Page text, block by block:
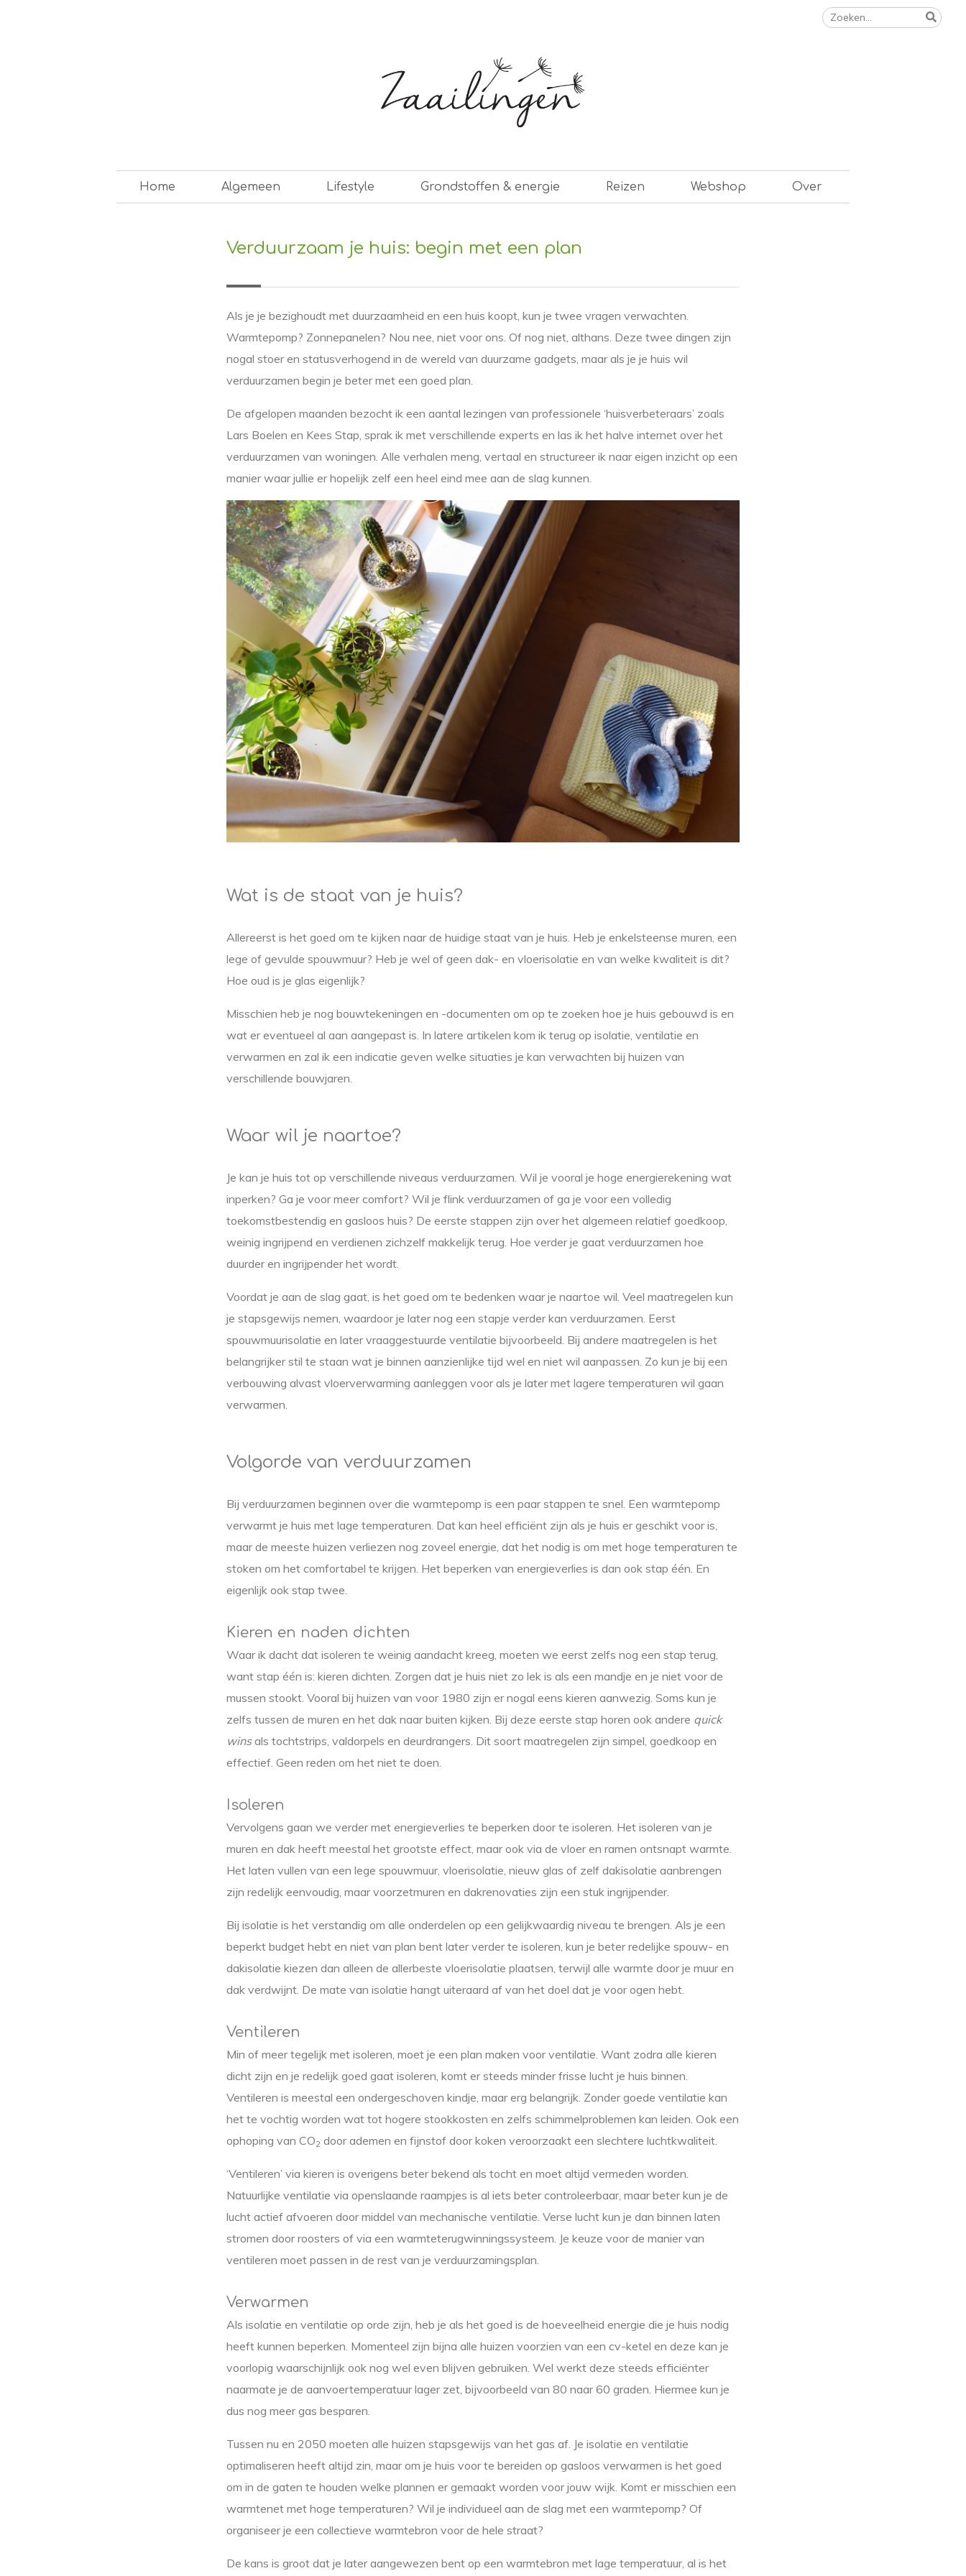
Zoeken
naar:
Home Algemeen Lifestyle Grondstoffen & energie Reizen Webshop Over
Verduurzaam je huis: begin met een plan
Als je je bezighoudt met duurzaamheid en een huis koopt, kun je twee vragen verwachten.
Warmtepomp? Zonnepanelen? Nou nee, niet voor ons. Of nog niet, althans. Deze twee dingen zijn
nogal stoer en statusverhogend in de wereld van duurzame gadgets, maar als je je huis wil
verduurzamen begin je beter met een goed plan.
De afgelopen maanden bezocht ik een aantal lezingen van professionele ‘huisverbeteraars’ zoals
Lars Boelen en Kees Stap, sprak ik met verschillende experts en las ik het halve internet over het
verduurzamen van woningen. Alle verhalen meng, vertaal en structureer ik naar eigen inzicht op een
manier waar jullie er hopelijk zelf een heel eind mee aan de slag kunnen.
Wat is de staat van je huis?
Allereerst is het goed om te kijken naar de huidige staat van je huis. Heb je enkelsteense muren, een
lege of gevulde spouwmuur? Heb je wel of geen dak- en vloerisolatie en van welke kwaliteit is dit?
Hoe oud is je glas eigenlijk?
Misschien heb je nog bouwtekeningen en -documenten om op te zoeken hoe je huis gebouwd is en
wat er eventueel al aan aangepast is. In latere artikelen kom ik terug op isolatie, ventilatie en
verwarmen en zal ik een indicatie geven welke situaties je kan verwachten bij huizen van
verschillende bouwjaren.
Waar wil je naartoe?
Je kan je huis tot op verschillende niveaus verduurzamen. Wil je vooral je hoge energierekening wat
inperken? Ga je voor meer comfort? Wil je flink verduurzamen of ga je voor een volledig
toekomstbestendig en gasloos huis? De eerste stappen zijn over het algemeen relatief goedkoop,
weinig ingrijpend en verdienen zichzelf makkelijk terug. Hoe verder je gaat verduurzamen hoe
duurder en ingrijpender het wordt.
Voordat je aan de slag gaat, is het goed om te bedenken waar je naartoe wil. Veel maatregelen kun
je stapsgewijs nemen, waardoor je later nog een stapje verder kan verduurzamen. Eerst
spouwmuurisolatie en later vraaggestuurde ventilatie bijvoorbeeld. Bij andere maatregelen is het
belangrijker stil te staan wat je binnen aanzienlijke tijd wel en niet wil aanpassen. Zo kun je bij een
verbouwing alvast vloerverwarming aanleggen voor als je later met lagere temperaturen wil gaan
verwarmen.
Volgorde van verduurzamen
Bij verduurzamen beginnen over die warmtepomp is een paar stappen te snel. Een warmtepomp
verwarmt je huis met lage temperaturen. Dat kan heel efficiënt zijn als je huis er geschikt voor is,
maar de meeste huizen verliezen nog zoveel energie, dat het nodig is om met hoge temperaturen te
stoken om het comfortabel te krijgen. Het beperken van energieverlies is dan ook stap één. En
eigenlijk ook stap twee.
Kieren en naden dichten
Waar ik dacht dat isoleren te weinig aandacht kreeg, moeten we eerst zelfs nog een stap terug,
want stap één is: kieren dichten. Zorgen dat je huis niet zo lek is als een mandje en je niet voor de
mussen stookt. Vooral bij huizen van voor 1980 zijn er nogal eens kieren aanwezig. Soms kun je
zelfs tussen de muren en het dak naar buiten kijken. Bij deze eerste stap horen ook andere quick
winsals tochtstrips, valdorpels en deurdrangers. Dit soort maatregelen zijn simpel, goedkoop en
effectief. Geen reden om het niet te doen.
Isoleren
Vervolgens gaan we verder met energieverlies te beperken door te isoleren. Het isoleren van je
muren en dak heeft meestal het grootste effect, maar ook via de vloer en ramen ontsnapt warmte.
Het laten vullen van een lege spouwmuur, vloerisolatie, nieuw glas of zelf dakisolatie aanbrengen
zijn redelijk eenvoudig, maar voorzetmuren en dakrenovaties zijn een stuk ingrijpender.
Bij isolatie is het verstandig om alle onderdelen op een gelijkwaardig niveau te brengen. Als je een
beperkt budget hebt en niet van plan bent later verder te isoleren, kun je beter redelijke spouw- en
dakisolatie kiezen dan alleen de allerbeste vloerisolatie plaatsen, terwijl alle warmte door je muur en
dak verdwijnt. De mate van isolatie hangt uiteraard af van het doel dat je voor ogen hebt.
Ventileren
Min of meer tegelijk met isoleren, moet je een plan maken voor ventilatie. Want zodra alle kieren
dicht zijn en je redelijk goed gaat isoleren, komt er steeds minder frisse lucht je huis binnen.
Ventileren is meestal een ondergeschoven kindje, maar erg belangrijk. Zonder goede ventilatie kan
het te vochtig worden wat tot hogere stookkosten en zelfs schimmelproblemen kan leiden. Ook een
ophoping van CO2 door ademen en fijnstof door koken veroorzaakt een slechtere luchtkwaliteit.
‘Ventileren’ via kieren is overigens beter bekend als tocht en moet altijd vermeden worden.
Natuurlijke ventilatie via openslaande raampjes is al iets beter controleerbaar, maar beter kun je de
lucht actief afvoeren door middel van mechanische ventilatie. Verse lucht kun je dan binnen laten
stromen door roosters of via een warmteterugwinningssysteem. Je keuze voor de manier van
ventileren moet passen in de rest van je verduurzamingsplan.
Verwarmen
Als isolatie en ventilatie op orde zijn, heb je als het goed is de hoeveelheid energie die je huis nodig
heeft kunnen beperken. Momenteel zijn bijna alle huizen voorzien van een cv-ketel en deze kan je
voorlopig waarschijnlijk ook nog wel even blijven gebruiken. Wel werkt deze steeds efficiënter
naarmate je de aanvoertemperatuur lager zet, bijvoorbeeld van 80 naar 60 graden. Hiermee kun je
dus nog meer gas besparen.
Tussen nu en 2050 moeten alle huizen stapsgewijs van het gas af. Je isolatie en ventilatie
optimaliseren heeft altijd zin, maar om je huis voor te bereiden op gasloos verwarmen is het goed
om in de gaten te houden welke plannen er gemaakt worden voor jouw wijk. Komt er misschien een
warmtenet met hoge temperaturen? Wil je individueel aan de slag met een warmtepomp? Of
organiseer je een collectieve warmtebron voor de hele straat?
De kans is groot dat je later aangewezen bent op een warmtebron met lage temperatuur, al is het